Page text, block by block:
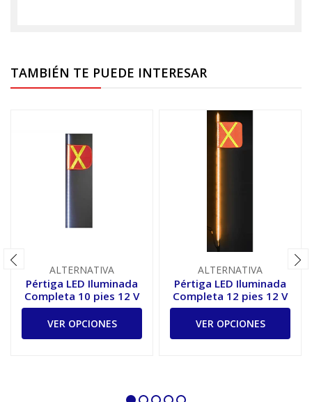
TAMBIÉN TE PUEDE INTERESAR
ALTERNATIVA
Pértiga LED Iluminada
Completa 10 pies 12 V
VER OPCIONES
ALTERNATIVA
Pértiga LED Iluminada
Completa 12 pies 12 V
VER OPCIONES